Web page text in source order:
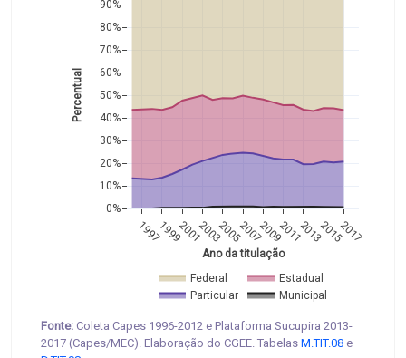
19971999200120032005200720092011201320152017
0%
10%
20%
30%
40%
50%
60%
70%
80%
90%
Federal
Estadual
Particular
Municipal
Ano da titulação
Percentual
Fonte: Coleta Capes 1996-2012 e Plataforma Sucupira 2013-
2017 (Capes/MEC). Elaboração do CGEE. Tabelas M.TIT.08 e